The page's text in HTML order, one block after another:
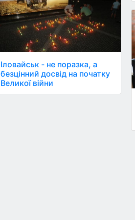
Іловайськ - не поразка, а
безцінний досвід на початку
Великої війни